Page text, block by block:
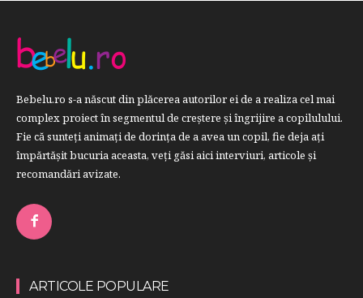
Bebelu.ro s-a născut din plăcerea autorilor ei de a realiza cel mai
complex proiect în segmentul de creştere şi îngrijire a copilulului.
Fie că sunteţi animaţi de dorinţa de a avea un copil, fie deja aţi
împărtăşit bucuria aceasta, veți găsi aici interviuri, articole şi
recomandări avizate.
ARTICOLE POPULARE